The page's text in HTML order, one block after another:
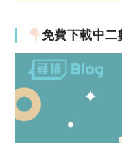
免費下載中二